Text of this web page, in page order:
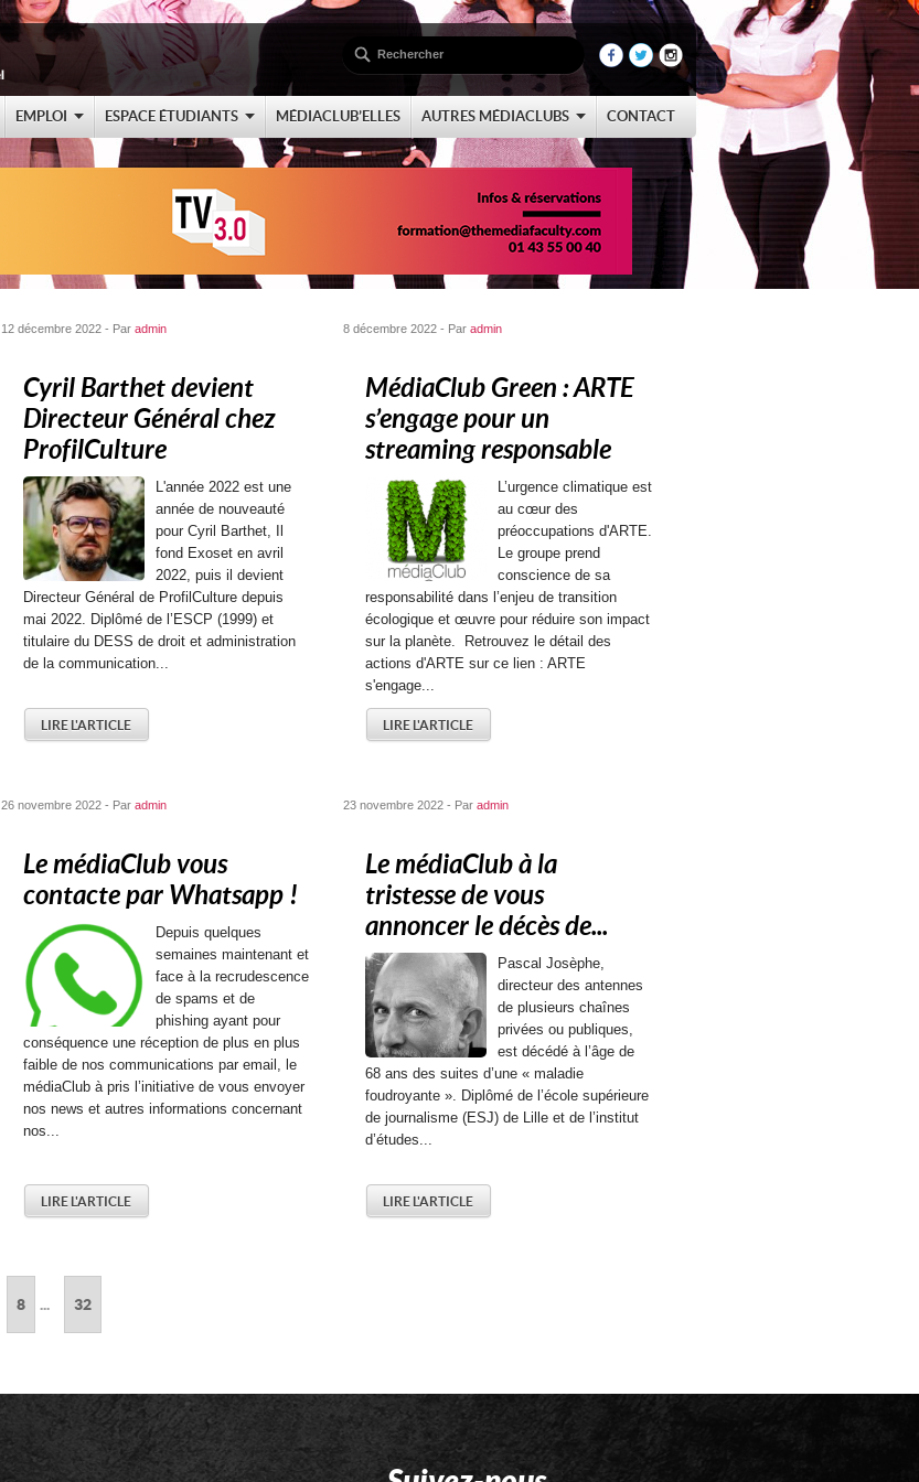
EMPLOI ESPACE ÉTUDIANTS MÉDIACLUB’ELLES AUTRES MÉDIACLUBS CONTACT
12 décembre 2022 - Par admin
Cyril Barthet devient
Directeur Général chez
ProfilCulture
L'année 2022 est une
année de nouveauté
pour Cyril Barthet, Il
fond Exoset en avril
2022, puis il devient
Directeur Général de ProfilCulture depuis
mai 2022. Diplômé de l’ESCP (1999) et
titulaire du DESS de droit et administration
de la communication...
LIRE L'ARTICLE
8 décembre 2022 - Par admin
MédiaClub Green : ARTE
s’engage pour un
streaming responsable
L’urgence climatique est
au cœur des
préoccupations d'ARTE.
Le groupe prend
conscience de sa
responsabilité dans l’enjeu de transition
écologique et œuvre pour réduire son impact
sur la planète. Retrouvez le détail des
actions d'ARTE sur ce lien : ARTE
s'engage...
LIRE L'ARTICLE
26 novembre 2022 - Par admin
Le médiaClub vous
contacte par Whatsapp !
Depuis quelques
semaines maintenant et
face à la recrudescence
de spams et de
phishing ayant pour
conséquence une réception de plus en plus
faible de nos communications par email, le
médiaClub à pris l’initiative de vous envoyer
nos news et autres informations concernant
nos...
LIRE L'ARTICLE
23 novembre 2022 - Par admin
Le médiaClub à la
tristesse de vous
annoncer le décès de...
Pascal Josèphe,
directeur des antennes
de plusieurs chaînes
privées ou publiques,
est décédé à l’âge de
68 ans des suites d’une « maladie
foudroyante ». Diplômé de l’école supérieure
de journalisme (ESJ) de Lille et de l’institut
d’études...
LIRE L'ARTICLE
8 ... 32